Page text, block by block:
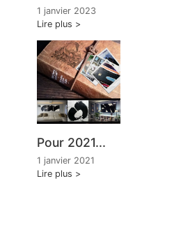
1 janvier 2023
Lire plus
Pour 2021...
1 janvier 2021
Lire plus